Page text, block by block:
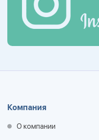
Компания
О компании